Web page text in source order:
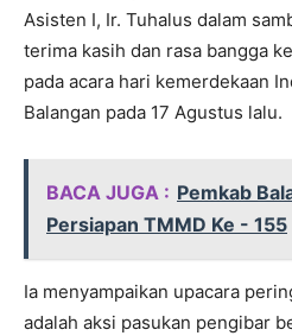
Asisten I, Ir. Tuhalus dalam
terima kasih dan rasa bangga
pada acara hari kemerdekaan
Balangan pada 17 Agustus lalu.
BACA JUGA : Pemkab
Persiapan TMMD Ke - 155
Ia menyampaikan upacara
adalah aksi pasukan pengibar